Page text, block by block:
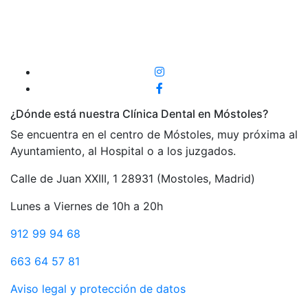
¿Dónde está nuestra Clínica Dental en Móstoles?
Se encuentra en el centro de Móstoles, muy próxima al
Ayuntamiento, al Hospital o a los juzgados.
Calle de Juan XXIII, 1 28931 (Mostoles, Madrid)
Lunes a Viernes de 10h a 20h
912 99 94 68
663 64 57 81
Aviso legal y protección de datos